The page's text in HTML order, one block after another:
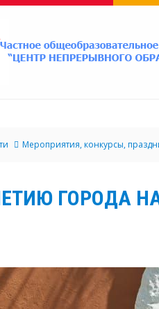
Мероприятия, конкурсы,
ГОРОДА